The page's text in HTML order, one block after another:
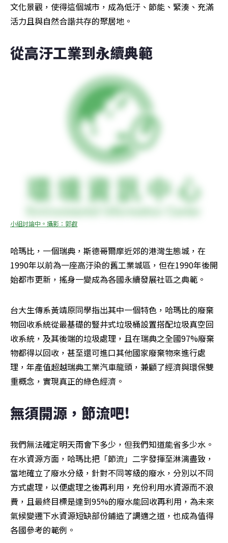
文化景觀，使得這個城市，成為低汙、節能、緊湊、充滿
活力且與自然合諧共存的聚居地。
從高汙工業到永續典範
小組討論中。攝影：郭叡
哈瑪比，一個瑞典，斯德哥爾摩近郊的港灣生態城，在
1990年以前為一座高汙染的舊工業城區，但在1990年後開
始都市更新，搖身一變成為各國永續發展社區之典範。
台大生傳系黃靖原同學指出其中一個特色，哈瑪比的廢棄
物回收系統從最基礎的豎井式垃圾桶設置搭配垃圾真空回
收系統，及其後端的垃圾處理，且在瑞典之全國97%廢棄
物都得以回收，甚至還可進口其他國家廢棄物來進行處
理，年產值超越瑞典工業汽車龍頭，兼顧了經濟與環保雙
重概念，實現真正的綠色經濟。
無須開源，節流吧!
我們無法確定明天雨會下多少，但我們知道能省多少水。
在水資源方面，哈瑪比把「節流」二字發揮至淋漓盡致，
當地確立了廢水分級，針對不同等級的廢水，分別以不同
方式處理，以便處理之後再利用，充份利用水資源而不浪
費，且最終目標是達到95%的廢水能回收再利用，為未來
氣候變遷下水資源短缺部份鋪造了調適之道，也成為值得
各國參考的範例。